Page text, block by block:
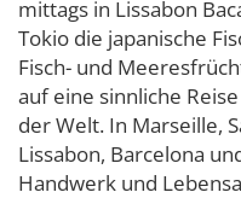
mittags in Lissabon
Tokio die japanische
Fisch- und
auf eine sinnliche
der Welt. In Marseille,
Lissabon, Barcelona
Handwerk und